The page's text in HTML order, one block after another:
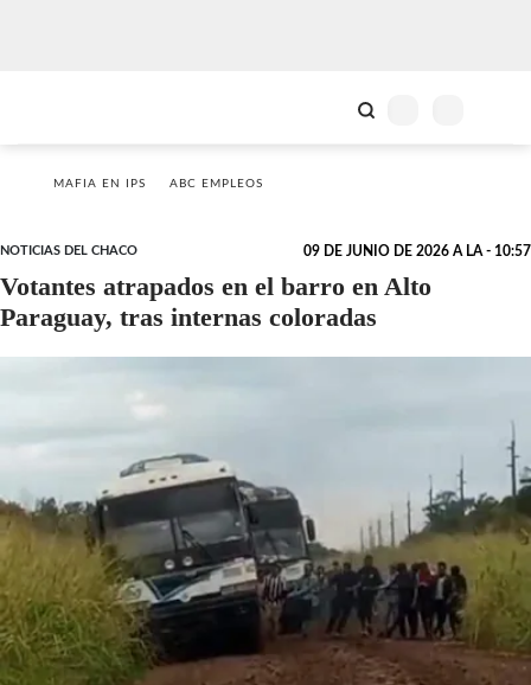
MAFIA EN IPS ABC EMPLEOS
NOTICIAS DEL CHACO 09 DE JUNIO DE 2026 A LA - 10:57
Votantes atrapados en el barro en Alto
Paraguay, tras internas coloradas